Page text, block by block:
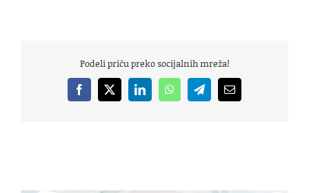
Podeli priču preko socijalnih mreža!
Facebook
X LinkedInWhatsAppTelegramEmail